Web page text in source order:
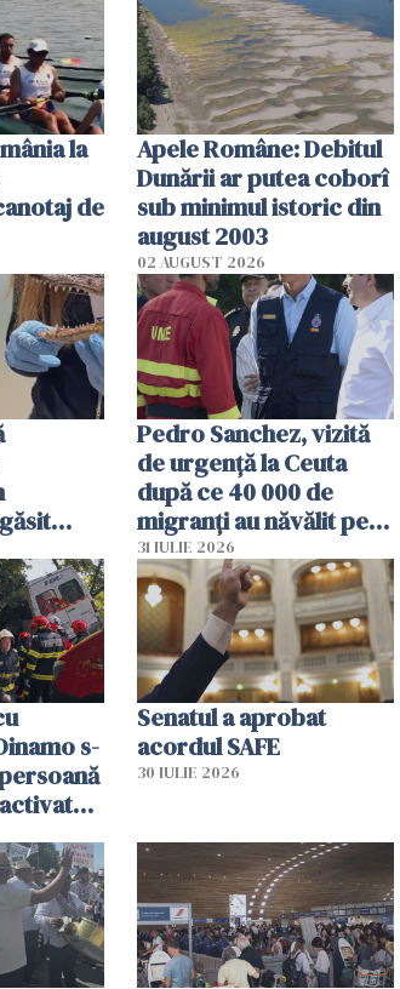
la
de
Apele Române: Debitul
Dunării ar putea coborî
sub minimul istoric din
august 2003
02 AUGUST 2026
și o
bani
Pedro Sanchez, vizită
de urgență la Ceuta
după ce 40 000 de
migranți au năvălit pe
teritoriul spaniol: „Vom
mobiliza toate
resursele"
31 IULIE 2026
s-
Senatul a aprobat
acordul SAFE
30 IULIE 2026